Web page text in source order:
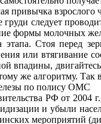
привычка взрослого
груди следует
формы молочных
этапа. Стоя перед
или втягивание
впадины,
же алгоритму.
по полису ОМС
РФ от 2004
и убыли
мероприятий